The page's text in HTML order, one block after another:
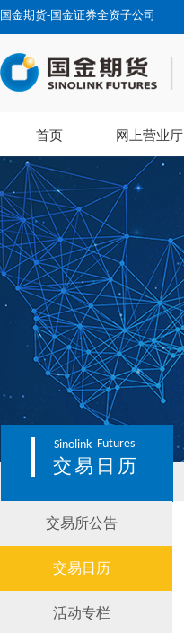
国金期货-国金证券全资子公司
首页 网上营业厅
Sinolink Futures
交易日历
交易所公告
交易日历
活动专栏